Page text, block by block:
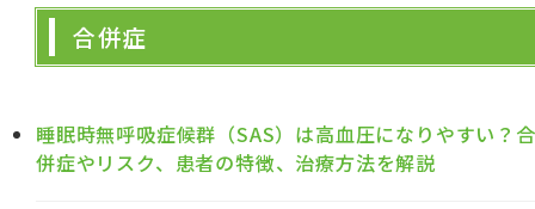
合併症
睡眠時無呼吸症候群（SAS）は高血圧になりやすい？合
併症やリスク、患者の特徴、治療方法を解説